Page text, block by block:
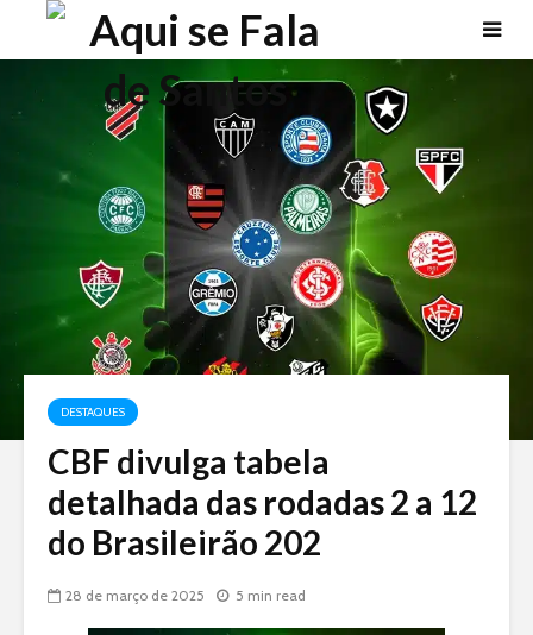
DESTAQUES
CBF divulga tabela
detalhada das rodadas 2 a 12
do Brasileirão 202
28 de março de 2025 5 min read